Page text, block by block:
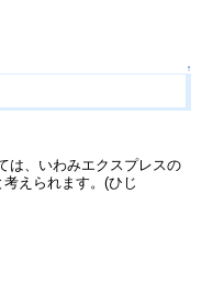
↑
は、いわみエクスプレスの
えられます。(ひじ